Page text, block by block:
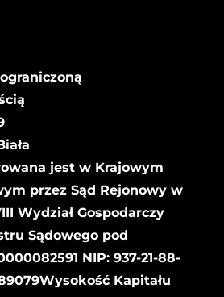
jest w Krajowym
przez Sąd Rejonowy w
Wydział Gospodarczy
Sądowego pod
NIP: 937-21-88-
Kapitału